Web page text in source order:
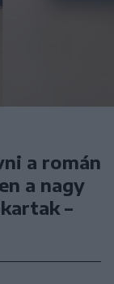
a román
a nagy
–